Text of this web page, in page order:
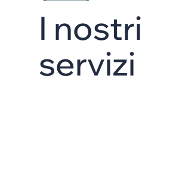
I nostri
servizi